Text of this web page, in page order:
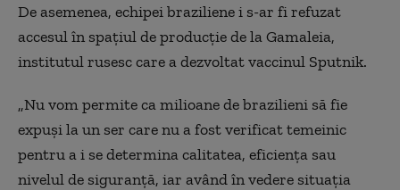
De asemenea, echipei braziliene i s-ar fi refuzat
accesul în spațiul de producție de la Gamaleia,
institutul rusesc care a dezvoltat vaccinul Sputnik.
„Nu vom permite ca milioane de brazilieni să fie
expuși la un ser care nu a fost verificat temeinic
pentru a i se determina calitatea, eficiența sau
nivelul de siguranță, iar având în vedere situația